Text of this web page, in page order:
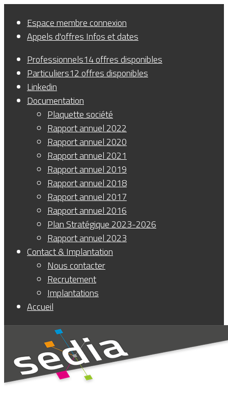
Espace membreconnexion
Appels d'offres Infos et dates
Professionnels14 offres disponibles
Particuliers12 offres disponibles
Linkedin
Documentation
Plaquette société
Rapport annuel 2022
Rapport annuel 2020
Rapport annuel 2021
Rapport annuel 2019
Rapport annuel 2018
Rapport annuel 2017
Rapport annuel 2016
Plan Stratégique 2023-2026
Rapport annuel 2023
Contact & Implantation
Nous contacter
Recrutement
Implantations
Accueil
Panneau de gestion des cookies